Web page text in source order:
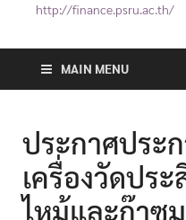
http://finance.psru.ac.th/
MAIN MENU
ประกาศประ
เครื่องวัดปร
ไหม้และก๊าซ